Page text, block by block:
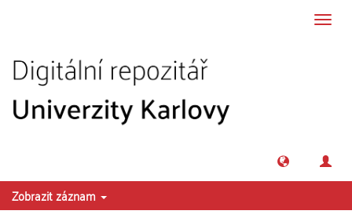
Zobrazit záznam